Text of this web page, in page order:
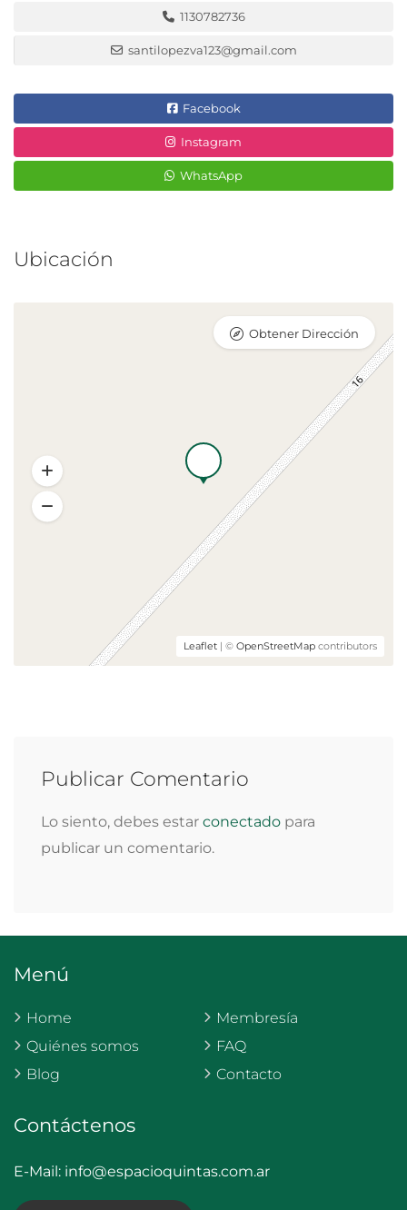
1130782736
santilopezva123@gmail.com
Facebook
Instagram
WhatsApp
Ubicación
Leaflet | © OpenStreetMap contributors
Obtener Dirección
Publicar Comentario
Lo siento, debes estar conectado para
publicar un comentario.
Menú
Home
Quiénes somos
Blog
Membresía
FAQ
Contacto
Contáctenos
E-Mail: info@espacioquintas.com.ar